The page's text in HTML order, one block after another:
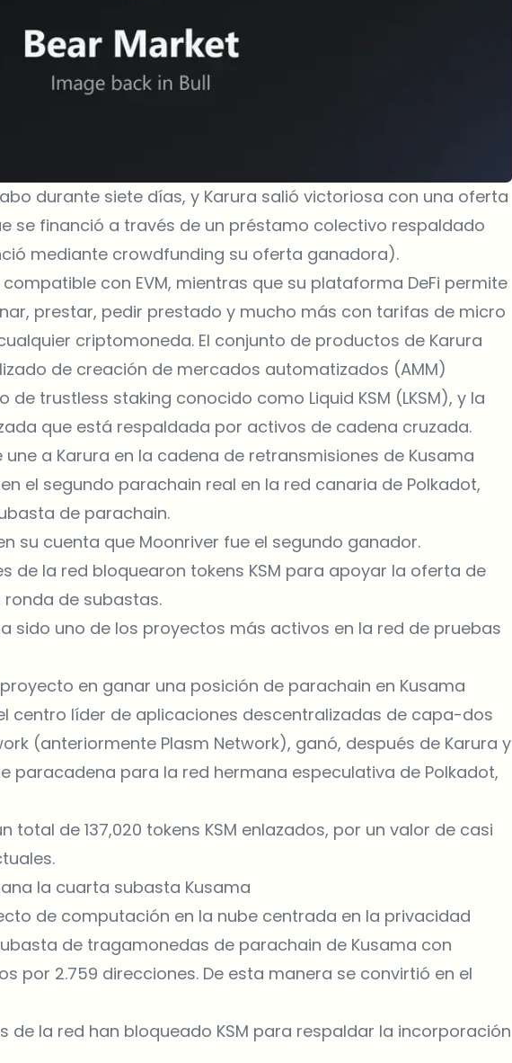
durante siete días, y Karura salió victoriosa con una oferta
se financió a través de un préstamo colectivo respaldado
mediante crowdfunding su oferta ganadora).
con EVM, mientras que su plataforma DeFi permite
prestar, pedir prestado y mucho más con tarifas de micro
criptomoneda. El conjunto de productos de Karura
de creación de mercados automatizados (AMM)
de trustless staking conocido como Liquid KSM (LKSM), y la
que está respaldada por activos de cadena cruzada.
a Karura en la cadena de retransmisiones de Kusama
el segundo parachain real en la red canaria de Polkadot,
de parachain.
su cuenta que Moonriver fue el segundo ganador.
de la red bloquearon tokens KSM para apoyar la oferta de
de subastas.
sido uno de los proyectos más activos en la red de pruebas
en ganar una posición de parachain en Kusama
centro líder de aplicaciones descentralizadas de capa-dos
(anteriormente Plasm Network), ganó, después de Karura y
paracadena para la red hermana especulativa de Polkadot,
total de 137,020 tokens KSM enlazados, por un valor de casi
la cuarta subasta Kusama
de computación en la nube centrada en la privacidad
de tragamonedas de parachain de Kusama con
por 2.759 direcciones. De esta manera se convirtió en el
de la red han bloqueado KSM para respaldar la incorporación